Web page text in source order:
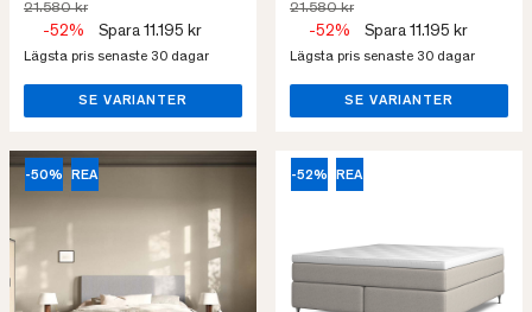
21.580 kr
-52% Spara 11.195 kr
Lägsta pris senaste 30 dagar
SE VARIANTER
21.580 kr
-52% Spara 11.195 kr
Lägsta pris senaste 30 dagar
SE VARIANTER
-50% REA -52% REA